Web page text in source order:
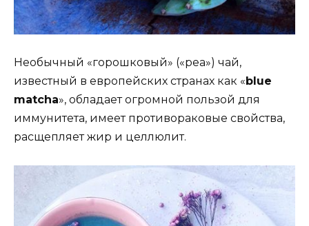
Необычный «горошковый» («pea») чай,
известный в европейских странах как « blue
matcha», обладает огромной пользой для
иммунитета, имеет противораковые свойства,
расщепляет жир и целлюлит.